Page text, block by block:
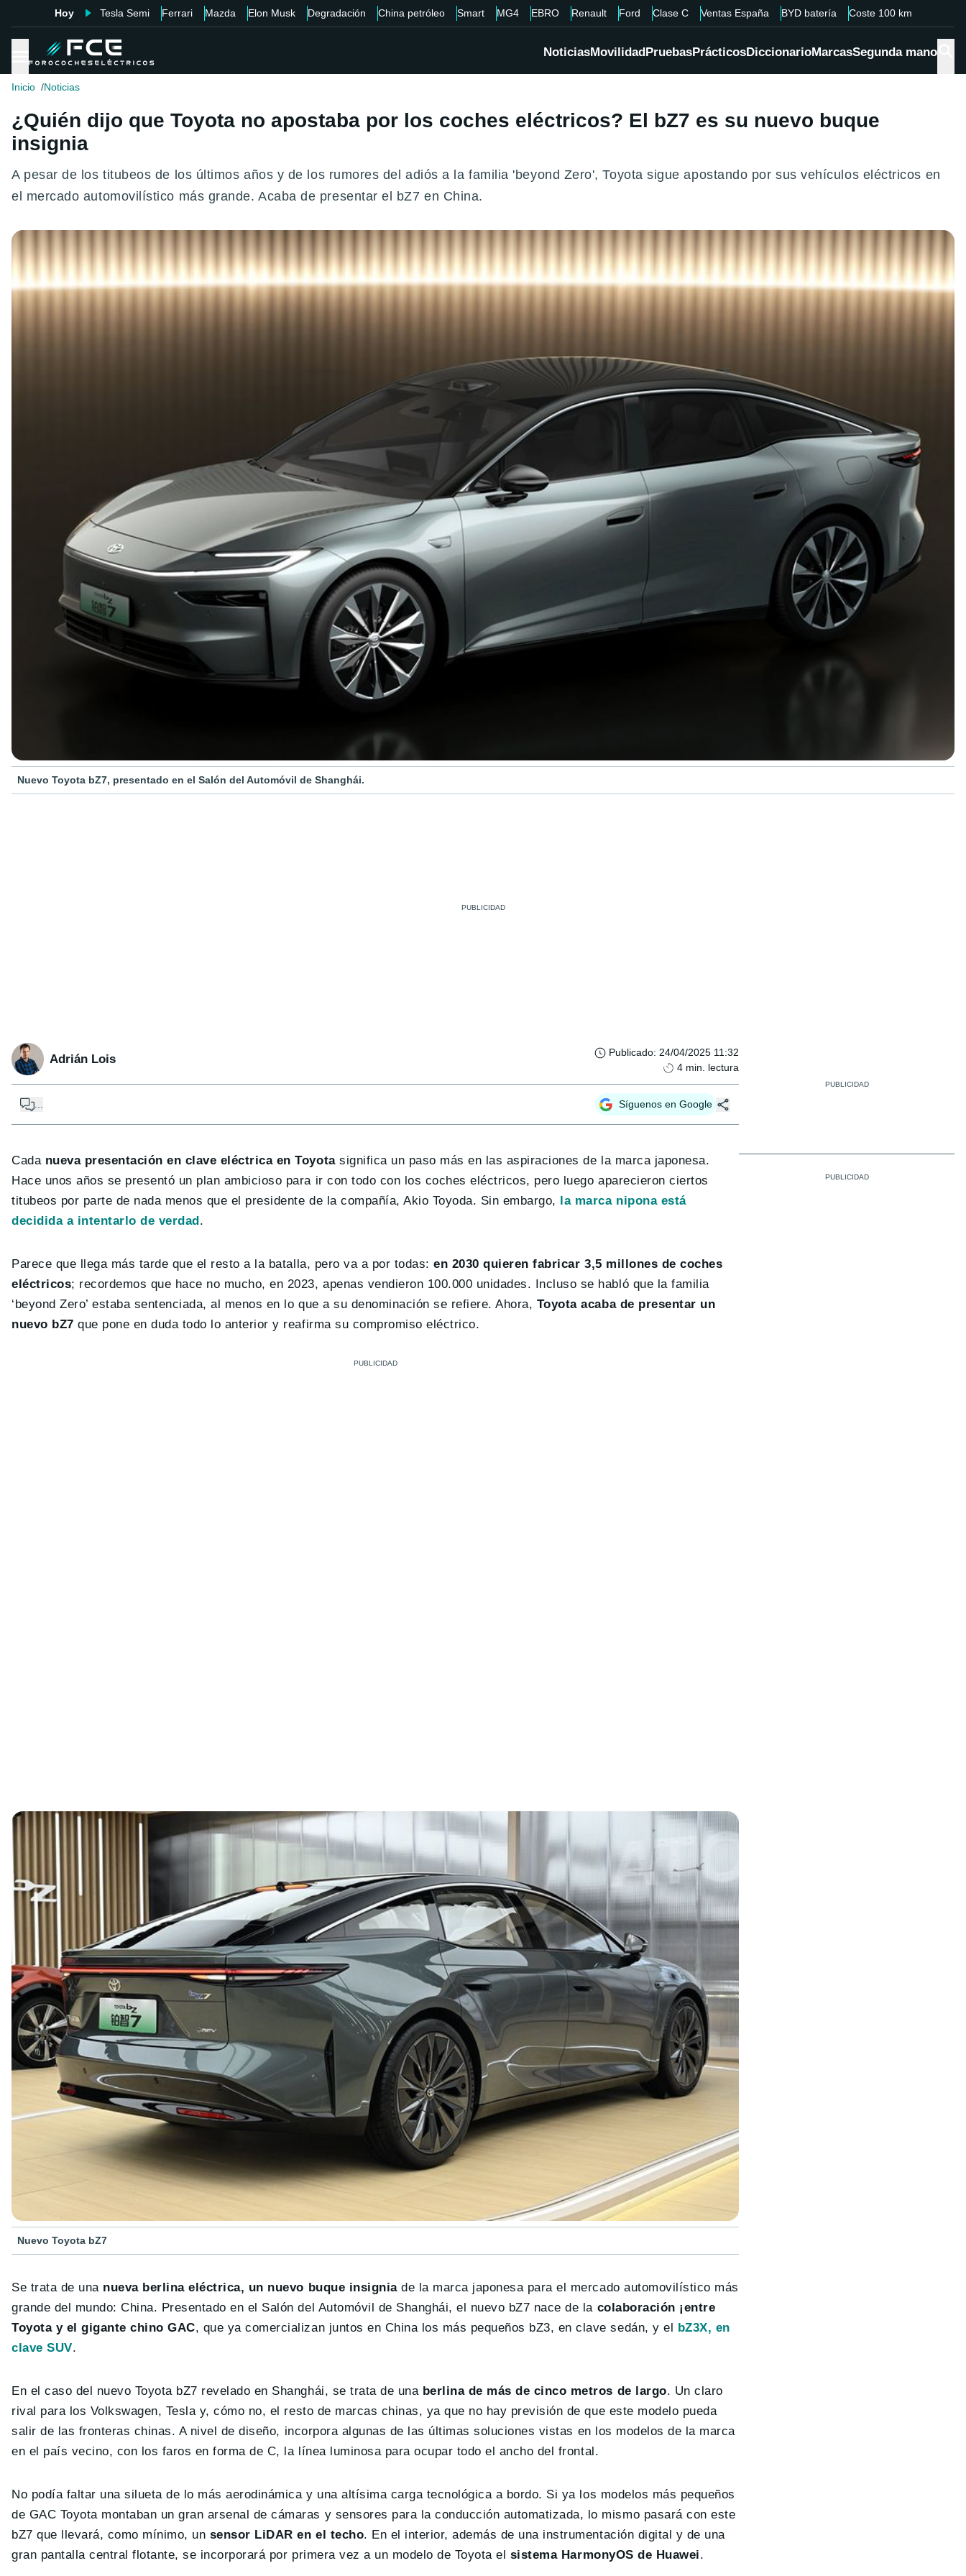
Hoy Tesla Semi Ferrari Mazda Elon Musk Degradación China petróleo Smart MG4 EBRO Renault Ford Clase C Ventas España BYD batería Coste 100 km
NoticiasMovilidadPruebasPrácticosDiccionarioMarcasSegunda mano
Inicio Noticias
¿Quién dijo que Toyota no apostaba por los coches eléctricos? El bZ7 es su nuevo buque
insignia
A pesar de los titubeos de los últimos años y de los rumores del adiós a la familia 'beyond Zero', Toyota sigue apostando por sus vehículos eléctricos en
el mercado automovilístico más grande. Acaba de presentar el bZ7 en China.
Nuevo Toyota bZ7, presentado en el Salón del Automóvil de Shanghái.
Adrián Lois Publicado: 24/04/2025 11:32
4 min. lectura
... Síguenos en Google
Cada nueva presentación en clave eléctrica en Toyotasignifica un paso más en las aspiraciones de la marca japonesa.
Hace unos años se presentó un plan ambicioso para ir con todo con los coches eléctricos, pero luego aparecieron ciertos
titubeos por parte de nada menos que el presidente de la compañía, Akio Toyoda. Sin embargo,
la marca nipona está
decidida a intentarlo de verdad .
Parece que llega más tarde que el resto a la batalla, pero va a por todas:en 2030 quieren fabricar 3,5 millones de coches
eléctricos; recordemos que hace no mucho, en 2023, apenas vendieron 100.000 unidades. Incluso se habló que la familia
‘beyond Zero’ estaba sentenciada, al menos en lo que a su denominación se refiere. Ahora, Toyota acaba de presentar un
nuevo bZ7 que pone en duda todo lo anterior y reafirma su compromiso eléctrico.
Nuevo Toyota bZ7
Se trata de una nueva berlina eléctrica, un nuevo buque insigniade la marca japonesa para el mercado automovilístico más
grande del mundo: China. Presentado en el Salón del Automóvil de Shanghái, el nuevo bZ7 nace de la colaboración ¡entre
Toyota y el gigante chino GAC, que ya comercializan juntos en China los más pequeños bZ3, en clave sedán, y el bZ3X, en
clave SUV.
En el caso del nuevo Toyota bZ7 revelado en Shanghái, se trata de una berlina de más de cinco metros de largo. Un claro
rival para los Volkswagen, Tesla y, cómo no, el resto de marcas chinas, ya que no hay previsión de que este modelo pueda
salir de las fronteras chinas. A nivel de diseño, incorpora algunas de las últimas soluciones vistas en los modelos de la marca
en el país vecino, con los faros en forma de C, la línea luminosa para ocupar todo el ancho del frontal.
No podía faltar una silueta de lo más aerodinámica y una altísima carga tecnológica a bordo. Si ya los modelos más pequeños
de GAC Toyota montaban un gran arsenal de cámaras y sensores para la conducción automatizada, lo mismo pasará con este
bZ7 que llevará, como mínimo, un sensor LiDAR en el techo. En el interior, además de una instrumentación digital y de una
gran pantalla central flotante, se incorporará por primera vez a un modelo de Toyota el sistema HarmonyOS de Huawei.